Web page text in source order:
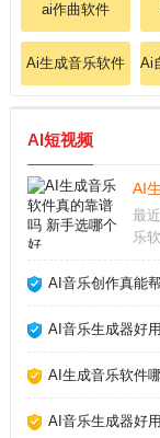
ai作曲软件
Ai生成音乐软件 Ai
AI短视频
AI
最
乐
我
盲
AI音乐创作真能
AI音乐生成器好
AI生成音乐软件
AI音乐生成器好